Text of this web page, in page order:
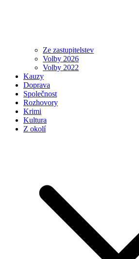
Ze zastupitelstev
Volby 2026
Volby 2022
Kauzy
Doprava
Společnost
Rozhovory
Krimi
Kultura
Z okolí